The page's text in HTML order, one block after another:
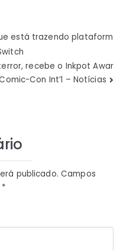
está trazendo plataform
recebe o Inkpot Awar
Con Int’l – Notícias
publicado. Campos
*